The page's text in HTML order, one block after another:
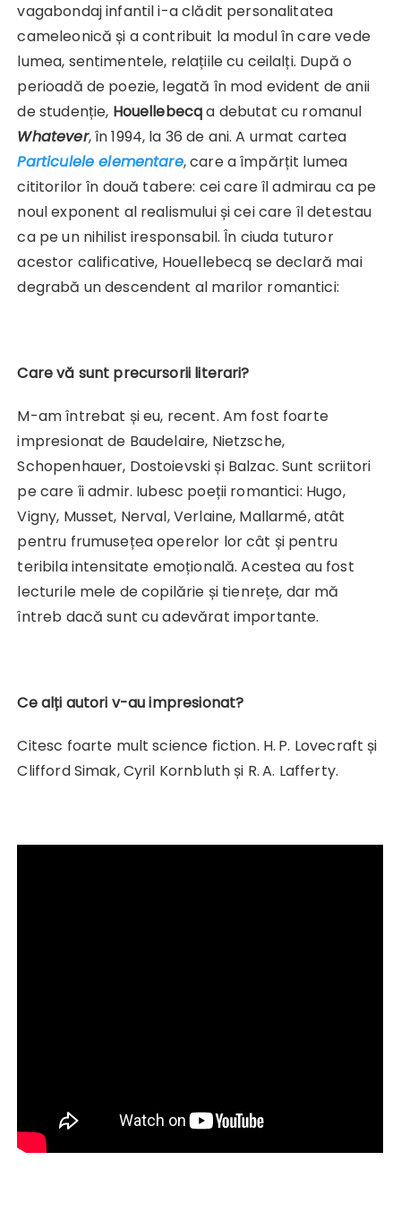
vagabondaj infantil i-a clădit personalitatea
cameleonică și a contribuit la modul în care vede
lumea, sentimentele, relațiile cu ceilalți. După o
perioadă de poezie, legată în mod evident de anii
de studenție, Houellebecqa debutat cu romanul
Whatever, în 1994, la 36 de ani. A urmat cartea
Particulele elementare, care a împărțit lumea
cititorilor în două tabere: cei care îl admirau ca pe
noul exponent al realismului și cei care îl detestau
ca pe un nihilist iresponsabil. În ciuda tuturor
acestor calificative, Houellebecq se declară mai
degrabă un descendent al marilor romantici:
Care vă sunt precursorii literari?
M-am întrebat și eu, recent. Am fost foarte
impresionat de Baudelaire, Nietzsche,
Schopenhauer, Dostoievski și Balzac. Sunt scriitori
pe care îi admir. Iubesc poeții romantici: Hugo,
Vigny, Musset, Nerval, Verlaine, Mallarmé, atât
pentru frumusețea operelor lor cât și pentru
teribila intensitate emoțională. Acestea au fost
lecturile mele de copilărie și tienrețe, dar mă
întreb dacă sunt cu adevărat importante.
Ce alți autori v-au impresionat?
Citesc foarte mult science fiction. H. P. Lovecraft și
Clifford Simak, Cyril Kornbluth și R. A. Lafferty.